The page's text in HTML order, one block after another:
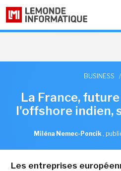
BUSINESS /
La France,
l'offshore indien,
Miléna Nemec-Poncik ,
Les entreprises